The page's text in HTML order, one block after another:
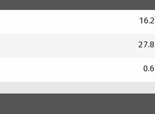
16.2
27.8
0.6